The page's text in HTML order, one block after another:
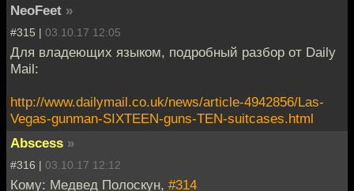
NeoFeet »
#315 | 03.10.17 12:05
Для владеющих языком, подробный разбор от Daily
Mail:
http://www.dailymail.co.uk/news/article-4942856/Las-
Vegas-gunman-SIXTEEN-guns-TEN-suitcases.html
Abscess »
#316 | 03.10.17 12:12
Кому: Медвед Полоскун, #314